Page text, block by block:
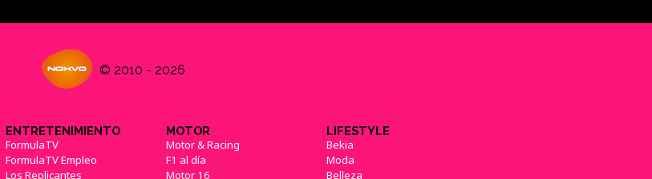
© 2010 - 2026
ENTRETENIMIENTO
FormulaTV
FormulaTV Empleo
Los Replicantes
MOTOR
Motor & Racing
F1 al día
Motor 16
LIFESTYLE
Bekia
Moda
Belleza